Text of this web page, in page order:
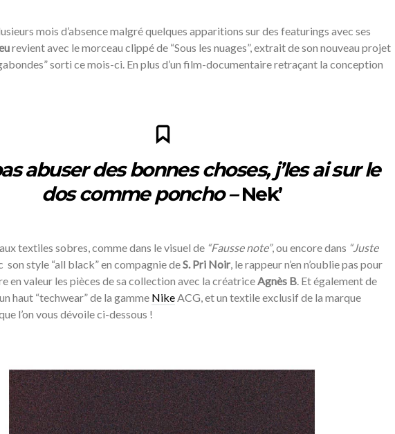
mois d’absence malgré quelques apparitions sur des featurings avec ses
revient avec le morceau clippé de “Sous les nuages”, extrait de son nouveau projet
sorti ce mois-ci. En plus d’un film-documentaire retraçant la conception
abuser des bonnes choses, j’les ai sur le
dos comme poncho –Nek’
textiles sobres, comme dans le visuel de “Fausse note”, ou encore dans “Juste
son style “all black” en compagnie deS. Pri Noir, le rappeur n’en n’oublie pas pour
en valeur les pièces de sa collection avec la créatriceAgnès B. Et également de
haut “techwear” de la gamme NikeACG, et un textile exclusif de la marque
l’on vous dévoile ci-dessous !